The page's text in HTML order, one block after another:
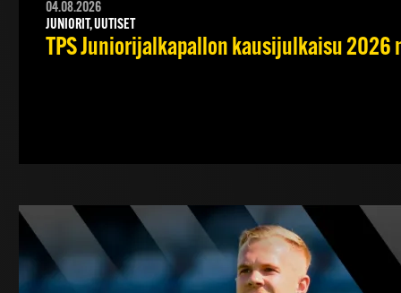
04.08.2026
JUNIORIT, UUTISET
TPS Juniorijalkapallon kausijulkaisu 2026